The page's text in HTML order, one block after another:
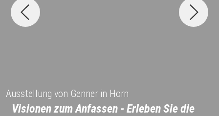
Visionen zum Anfassen - Erleben Sie die
Ausstellung von Genner in Horn